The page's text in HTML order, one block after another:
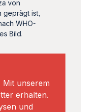
von
geprägt ist,
WHO-
Bild.
unserem
erhalten.
und